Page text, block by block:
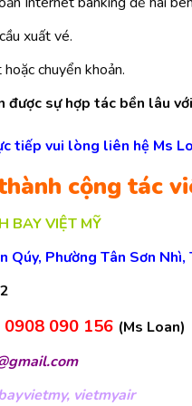
xuất vé.
chuyển khoản.
được sự hợp tác bền lâu
tiếp vui lòng liên hệ Ms
cộng tác
BAY VIỆT MỸ
Qúy, Phường Tân Sơn Nhì,
0908 090 156 (Ms Loan)
vietmyair